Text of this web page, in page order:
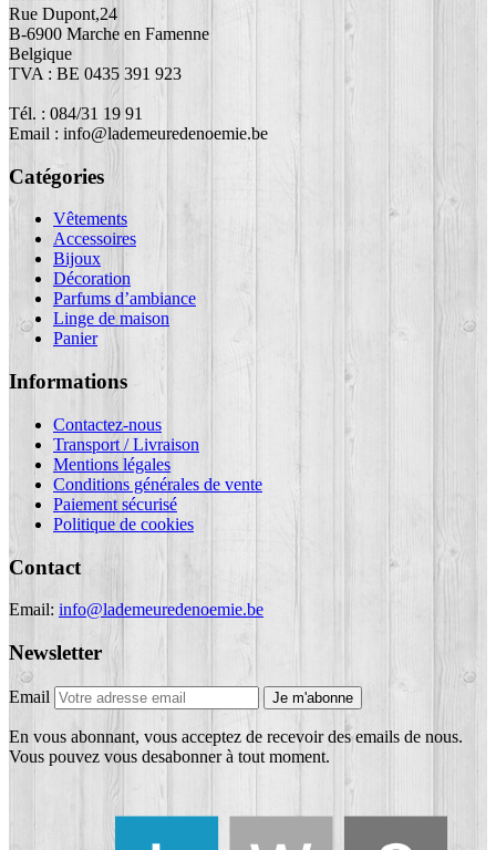
Rue Dupont,24
B-6900 Marche en Famenne
Belgique
TVA : BE 0435 391 923
Tél. : 084/31 19 91
Email : info@lademeuredenoemie.be
Catégories
Vêtements
Accessoires
Bijoux
Décoration
Parfums d’ambiance
Linge de maison
Panier
Informations
Contactez-nous
Transport / Livraison
Mentions légales
Conditions générales de vente
Paiement sécurisé
Politique de cookies
Contact
Email: info@lademeuredenoemie.be
Newsletter
Email Je m'abonne
En vous abonnant, vous acceptez de recevoir des emails de nous.
Vous pouvez vous desabonner à tout moment.